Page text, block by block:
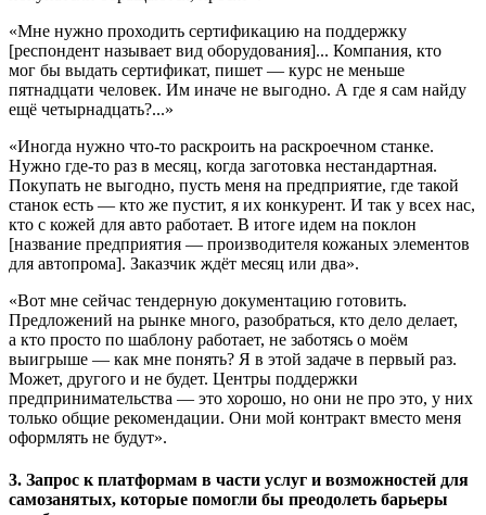
«Мне нужно проходить сертификацию на поддержку
[респондент называет вид оборудования]... Компания, кто
мог бы выдать сертификат, пишет — курс не меньше
пятнадцати человек. Им иначе не выгодно. А где я сам найду
ещё четырнадцать?...»
«Иногда нужно что-то раскроить на раскроечном станке.
Нужно где-то раз в месяц, когда заготовка нестандартная.
Покупать не выгодно, пусть меня на предприятие, где такой
станок есть — кто же пустит, я их конкурент. И так у всех нас,
кто с кожей для авто работает. В итоге идем на поклон
[название предприятия — производителя кожаных элементов
для автопрома]. Заказчик ждёт месяц или два».
«Вот мне сейчас тендерную документацию готовить.
Предложений на рынке много, разобраться, кто дело делает,
а кто просто по шаблону работает, не заботясь о моём
выигрыше — как мне понять? Я в этой задаче в первый раз.
Может, другого и не будет. Центры поддержки
предпринимательства — это хорошо, но они не про это, у них
только общие рекомендации. Они мой контракт вместо меня
оформлять не будут».
3. Запрос к платформам в части услуг и возможностей для
самозанятых, которые помогли бы преодолеть барьеры